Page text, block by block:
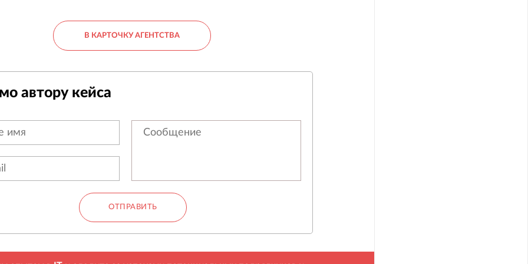
В КАРТОЧКУ АГЕНТСТВА
автору кейса
ОТПРАВИТЬ